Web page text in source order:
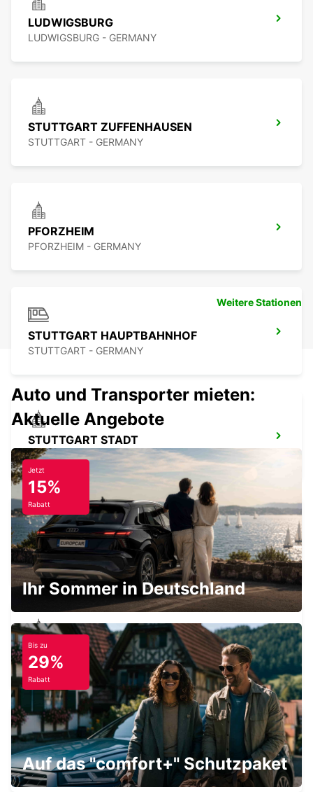
LUDWIGSBURG
LUDWIGSBURG - GERMANY
STUTTGART ZUFFENHAUSEN
STUTTGART - GERMANY
PFORZHEIM
PFORZHEIM - GERMANY
STUTTGART HAUPTBAHNHOF
STUTTGART - GERMANY
STUTTGART STADT
STUTTGART - GERMANY
STUTTGART VAIHINGEN
STUTTGART - GERMANY
SINDELFINGEN
SINDELFINGEN - GERMANY
WAIBLINGEN
WAIBLINGEN - GERMANY
Weitere Stationen
Auto und Transporter mieten:
Aktuelle Angebote
Jetzt
15%
Rabatt
Ihr Sommer in Deutschland
Bis zu
29%
Rabatt
Auf das "comfort+" Schutzpaket